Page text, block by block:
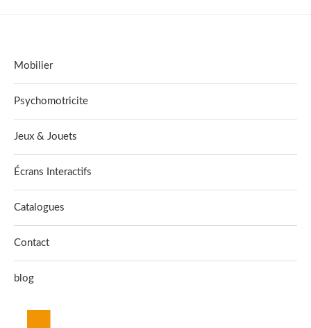
Mobilier
Psychomotricite
Jeux & Jouets
Écrans Interactifs
Catalogues
Contact
blog